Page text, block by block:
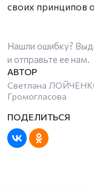
своих принципов
Нашли ошибку?
и отправьте ее нам.
Светлана
Громогласова